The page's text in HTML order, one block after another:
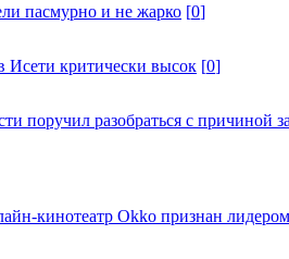
пасмурно и не жарко [0]
критически высок [0]
поручил разобраться с причиной
кинотеатр Okko признан